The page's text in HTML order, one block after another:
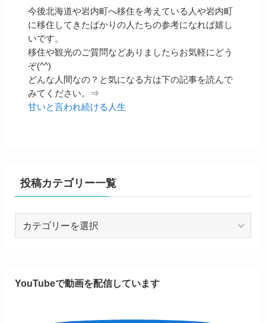
今後北海道や岩内町へ移住を考えている人や岩内町
に移住してきたばかりの人たちの参考になれば嬉し
いです。
移住や観光のご質問などありましたらお気軽にどう
ぞ(^^)
どんな人間なの？と気になる方は下の記事を読んで
みてください。⇒
甘いと言われ続ける人生
投稿カテゴリー一覧
ゴ
YouTubeで動画を配信しています